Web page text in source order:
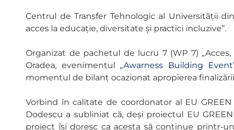
Centrul de Transfer Tehnologic al Universității
acces la educație, diversitate și practici incluzive”.
Organizat de pachetul de lucru 7 (WP 7)
Oradea, evenimentul „Awarness Building
momentul de bilanț ocazionat apropierea
Vorbind în calitate de coordonator al EU
Dodescu a subliniat că, deși proiectul EU
proiect își doresc ca acesta să continue printr-